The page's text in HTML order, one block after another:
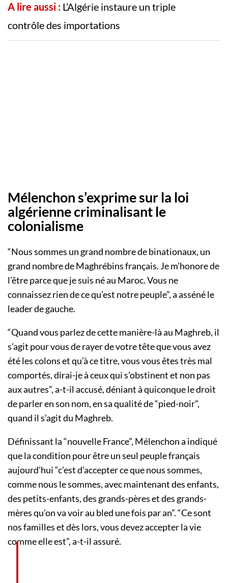
A lire aussi : L’Algérie instaure un triple
contrôle des importations
Mélenchon s’exprime sur la loi
algérienne criminalisant le
colonialisme
“Nous sommes un grand nombre de binationaux, un
grand nombre de Maghrébins français. Je m’honore de
l’être parce que je suis né au Maroc. Vous ne
connaissez rien de ce qu’est notre peuple”, a asséné le
leader de gauche.
“Quand vous parlez de cette manière-là au Maghreb, il
s’agit pour vous de rayer de votre tête que vous avez
été les colons et qu’à ce titre, vous vous êtes très mal
comportés, dirai-je à ceux qui s’obstinent et non pas
aux autres”, a-t-il accusé, déniant à quiconque le droit
de parler en son nom, en sa qualité de “pied-noir”,
quand il s’agit du Maghreb.
Définissant la “nouvelle France”, Mélenchon a indiqué
que la condition pour être un seul peuple français
aujourd’hui “c’est d’accepter ce que nous sommes,
comme nous le sommes, avec maintenant des enfants,
des petits-enfants, des grands-pères et des grands-
mères qu’on va voir au bled une fois par an”. “Ce sont
nos familles et dès lors, vous devez accepter la vie
comme elle est”, a-t-il assuré.